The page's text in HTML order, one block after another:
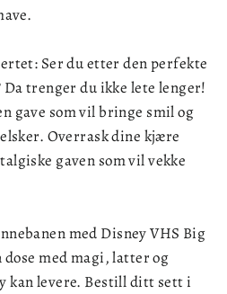
Ser du etter den perfekte
trenger du ikke lete lenger!
gave som vil bringe smil og
Overrask dine kjære
gaven som vil vekke
med Disney VHS Big
med magi, latter og
kan levere. Bestill ditt sett i